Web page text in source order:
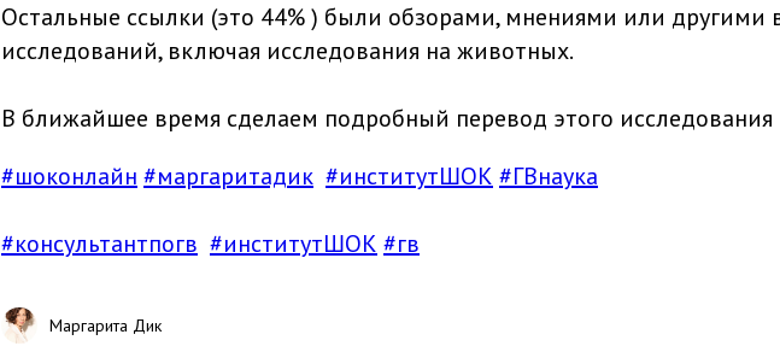
Остальные ссылки (это 44% ) были обзорами, мнениями или другими
исследований, включая исследования на животных.
В ближайшее время сделаем подробный перевод этого исследования
#шоконлайн #маргаритадик #институтШОК #ГВнаука
#консультантпогв #институтШОК #гв
Маргарита Дик